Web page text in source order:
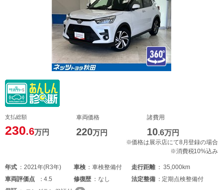
支払総額
230.6万円
車両価格
220万円
諸費用
10.6万円
※価格は展示店にて8月登録の場合
※消費税10%込み
年式 2021年(R3年) 車検 車検整備付 走行距離
35,000km
車両評価点 4.5 修復歴 なし 法定整備
定期点検整備付